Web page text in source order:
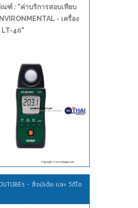
ฑ์ : "ค่าบริการสอบเทียบ
- เครื่อง
LT-40"
- สื่อมีเดีย และ วีดีโอ